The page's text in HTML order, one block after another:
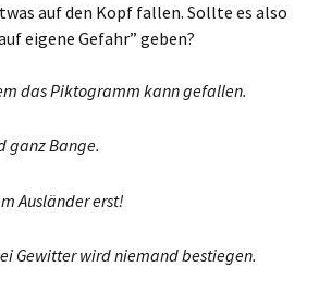
auf den Kopf fallen. Sollte es also
eigene Gefahr” geben?
das Piktogramm kann gefallen.
ganz Bange.
Ausländer erst!
Gewitter wird niemand bestiegen.